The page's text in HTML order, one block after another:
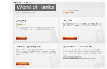
World of Tanks